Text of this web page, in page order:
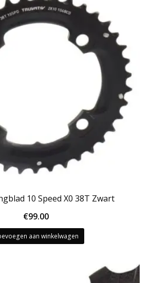
10 Speed X0 38T Zwart
€99.00
aan winkelwagen